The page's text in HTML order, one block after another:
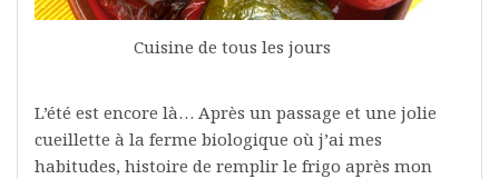
Cuisine de tous les jours
L’été est encore là… Après un passage et une jolie
cueillette à la ferme biologique où j’ai mes
habitudes, histoire de remplir le frigo après mon